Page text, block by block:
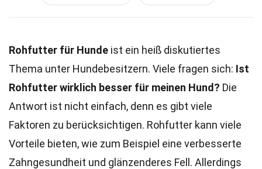
Rohfutter für Hunde ist ein heiß diskutiertes
Thema unter Hundebesitzern. Viele fragen sich: Ist
Rohfutter wirklich besser für meinen Hund? Die
Antwort ist nicht einfach, denn es gibt viele
Faktoren zu berücksichtigen. Rohfutter kann viele
Vorteile bieten, wie zum Beispiel eine verbesserte
Zahngesundheit und glänzenderes Fell. Allerdings